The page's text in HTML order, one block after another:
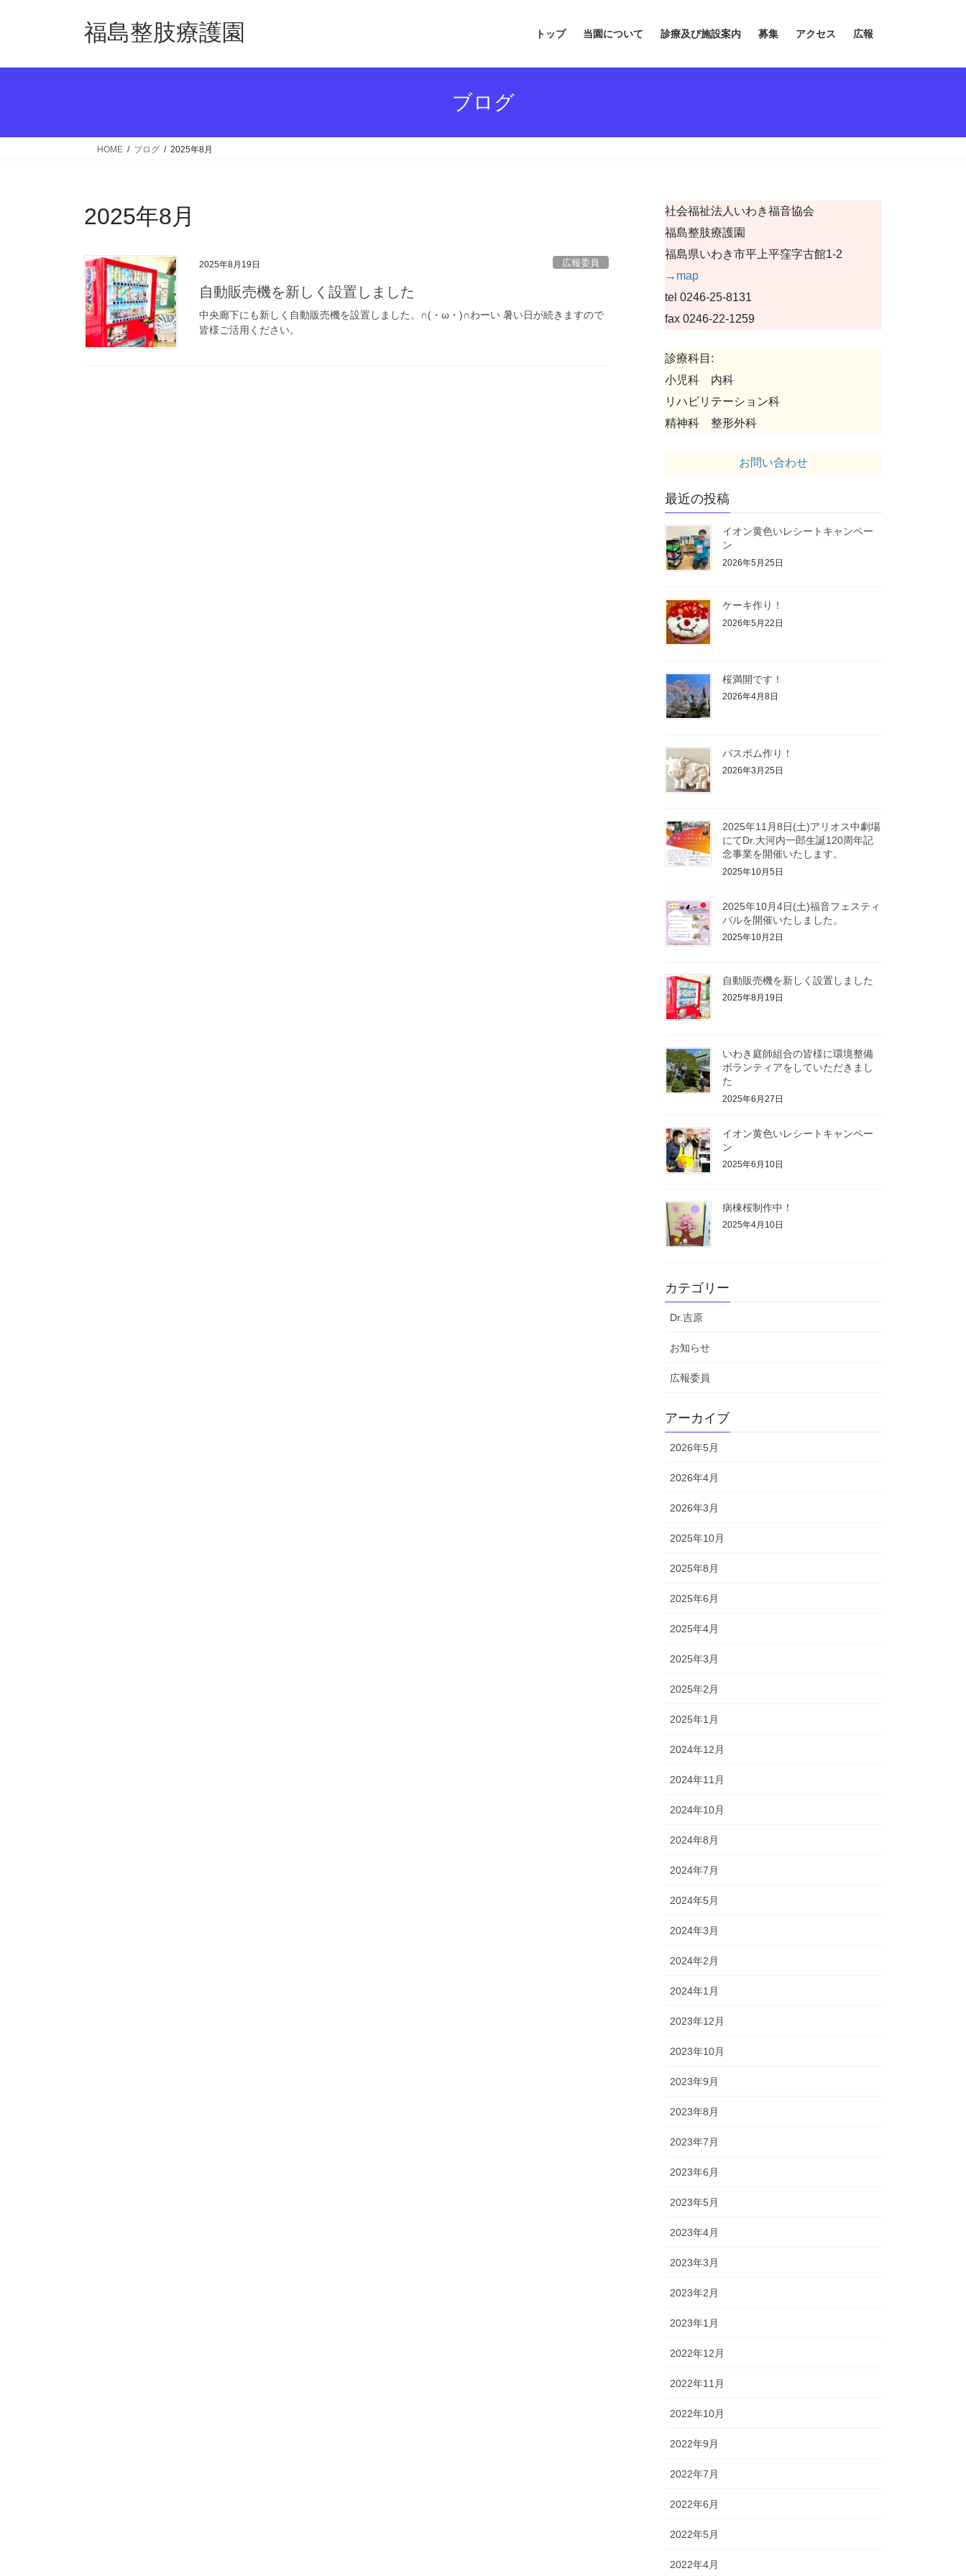
福島整肢療護園 トップ 当園について 診療及び施設案内 募集 アクセス 広報
ブログ
HOME ブログ 2025年8月
2025年8月
2025年8月19日 広報委員
自動販売機を新しく設置しました
中央廊下にも新しく自動販売機を設置しました。∩(・ω・)∩わーい 暑い日が続きますので
皆様ご活用ください。
社会福祉法人いわき福音協会
福島整肢療護園
福島県いわき市平上平窪字古館1-2
→map
tel 0246-25-8131
fax 0246-22-1259
診療科目:
小児科 内科
リハビリテーション科
精神科 整形外科
お問い合わせ
最近の投稿
イオン黄色いレシートキャンペー
ン
2026年5月25日
ケーキ作り！
2026年5月22日
桜満開です！
2026年4月8日
バスボム作り！
2026年3月25日
2025年11月8日(土)アリオス中劇場
にてDr.大河内一郎生誕120周年記
念事業を開催いたします。
2025年10月5日
2025年10月4日(土)福音フェスティ
バルを開催いたしました。
2025年10月2日
自動販売機を新しく設置しました
2025年8月19日
いわき庭師組合の皆様に環境整備
ボランティアをしていただきまし
た
2025年6月27日
イオン黄色いレシートキャンペー
ン
2025年6月10日
病棟桜制作中！
2025年4月10日
カテゴリー
Dr.吉原
お知らせ
広報委員
アーカイブ
2026年5月
2026年4月
2026年3月
2025年10月
2025年8月
2025年6月
2025年4月
2025年3月
2025年2月
2025年1月
2024年12月
2024年11月
2024年10月
2024年8月
2024年7月
2024年5月
2024年3月
2024年2月
2024年1月
2023年12月
2023年10月
2023年9月
2023年8月
2023年7月
2023年6月
2023年5月
2023年4月
2023年3月
2023年2月
2023年1月
2022年12月
2022年11月
2022年10月
2022年9月
2022年7月
2022年6月
2022年5月
2022年4月